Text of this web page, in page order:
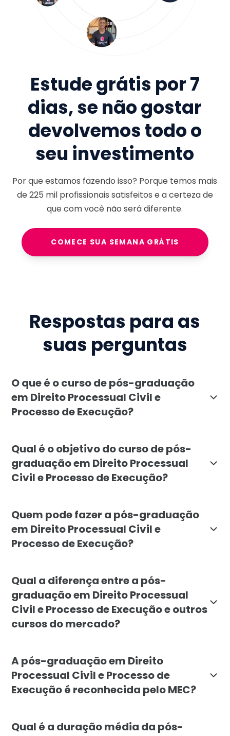
Estude grátis por 7
dias, se não gostar
devolvemos todo o
seu investimento
Por que estamos fazendo isso? Porque temos mais
de225 milprofissionais satisfeitos e a certeza de
que com você não será diferente.
COMECE SUA SEMANA GRÁTIS
Respostas para as
suas perguntas
O que é o curso de pós-graduação
em Direito Processual Civil e
Processo de Execução?
Qual é o objetivo do curso de pós-
graduação em Direito Processual
Civil e Processo de Execução?
Quem pode fazer a pós-graduação
em Direito Processual Civil e
Processo de Execução?
Qual a diferença entre a pós-
graduação em Direito Processual
Civil e Processo de Execução e outros
cursos do mercado?
A pós-graduação em Direito
Processual Civil e Processo de
Execução é reconhecida pelo MEC?
Qual é a duração média da pós-